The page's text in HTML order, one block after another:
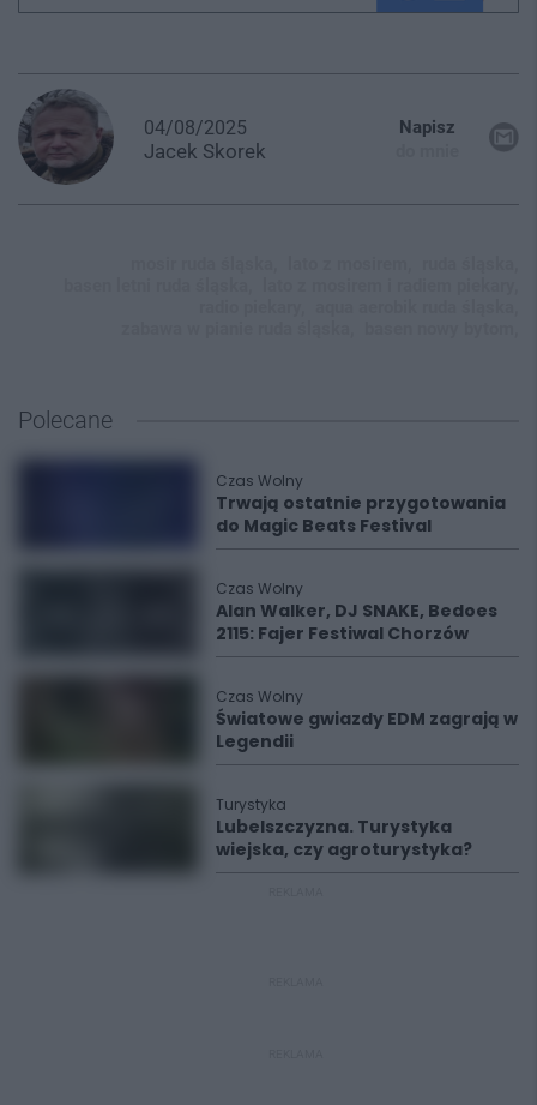
04/08/2025
Jacek Skorek
Napisz
Polecane
Czas Wolny
Trwają ostatnie przygotowania
do Magic Beats Festival
Czas Wolny
Alan Walker, DJ SNAKE, Bedoes
2115: Fajer Festiwal Chorzów
Czas Wolny
Światowe gwiazdy EDM zagrają w
Legendii
Turystyka
Lubelszczyzna. Turystyka
wiejska, czy agroturystyka?